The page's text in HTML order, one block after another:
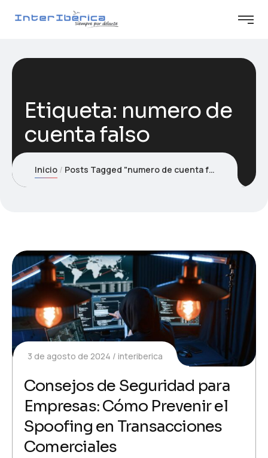
Etiqueta: numero de
cuenta falso
Inicio Posts Tagged "numero de cuenta falso"
3 de agosto de 2024 interiberica
Consejos de Seguridad para
Empresas: Cómo Prevenir el
Spoofing en Transacciones
Comerciales